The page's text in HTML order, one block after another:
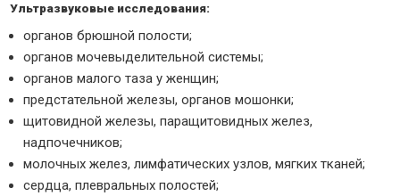
Ультразвуковые исследования:
органов брюшной полости;
органов мочевыделительной системы;
органов малого таза у женщин;
предстательной железы, органов мошонки;
щитовидной железы, паращитовидных желез,
надпочечников;
молочных желез, лимфатических узлов, мягких тканей;
сердца, плевральных полостей;